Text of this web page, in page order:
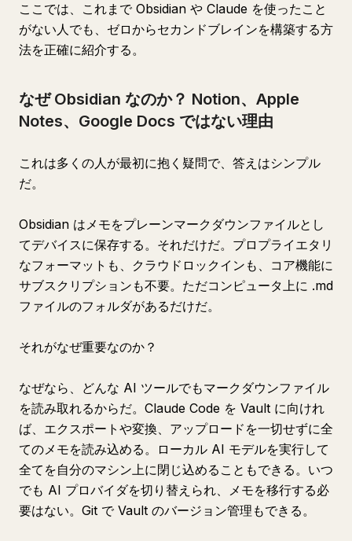
ここでは、これまで Obsidian や Claude を使ったこと
がない人でも、ゼロからセカンドブレインを構築する方
法を正確に紹介する。
なぜ Obsidian なのか？ Notion、Apple
Notes、Google Docs ではない理由
これは多くの人が最初に抱く疑問で、答えはシンプル
だ。
Obsidian はメモをプレーンマークダウンファイルとし
てデバイスに保存する。それだけだ。プロプライエタリ
なフォーマットも、クラウドロックインも、コア機能に
サブスクリプションも不要。ただコンピュータ上に .md
ファイルのフォルダがあるだけだ。
それがなぜ重要なのか？
なぜなら、どんな AI ツールでもマークダウンファイル
を読み取れるからだ。Claude Code を Vault に向けれ
ば、エクスポートや変換、アップロードを一切せずに全
てのメモを読み込める。ローカル AI モデルを実行して
全てを自分のマシン上に閉じ込めることもできる。いつ
でも AI プロバイダを切り替えられ、メモを移行する必
要はない。Git で Vault のバージョン管理もできる。